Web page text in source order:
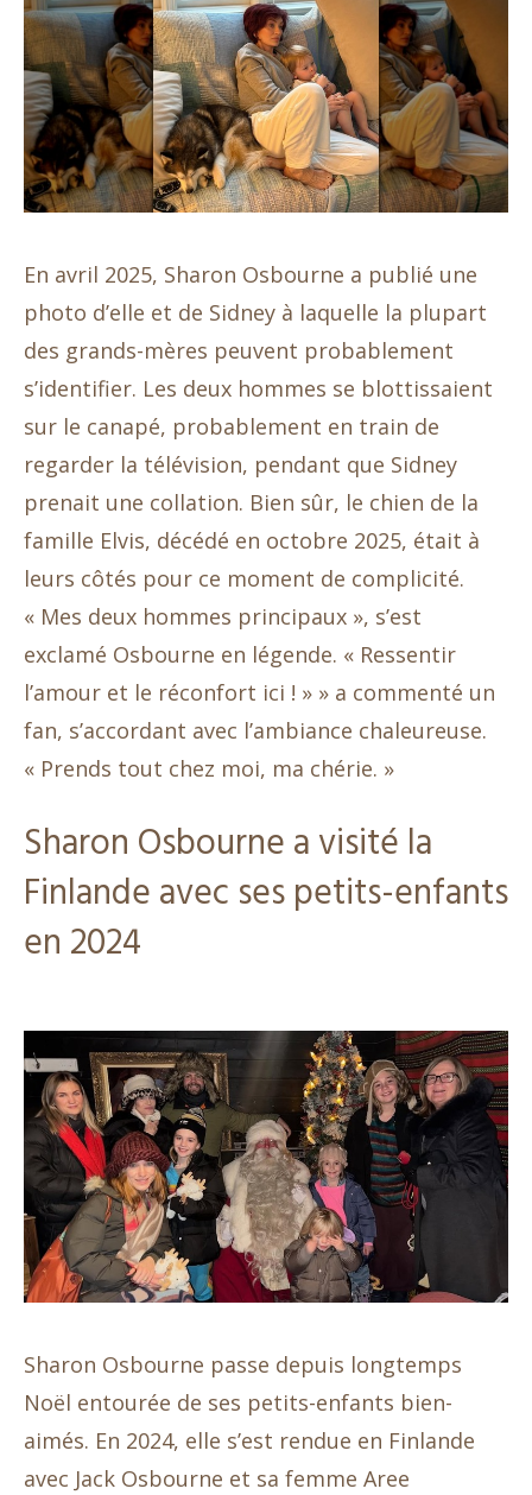
En avril 2025, Sharon Osbourne a publié une
photo d’elle et de Sidney à laquelle la plupart
des grands-mères peuvent probablement
s’identifier. Les deux hommes se blottissaient
sur le canapé, probablement en train de
regarder la télévision, pendant que Sidney
prenait une collation. Bien sûr, le chien de la
famille Elvis, décédé en octobre 2025, était à
leurs côtés pour ce moment de complicité.
« Mes deux hommes principaux », s’est
exclamé Osbourne en légende. « Ressentir
l’amour et le réconfort ici ! » » a commenté un
fan, s’accordant avec l’ambiance chaleureuse.
« Prends tout chez moi, ma chérie. »
Sharon Osbourne a visité la
Finlande avec ses petits-enfants
en 2024
Sharon Osbourne passe depuis longtemps
Noël entourée de ses petits-enfants bien-
aimés. En 2024, elle s’est rendue en Finlande
avec Jack Osbourne et sa femme Aree